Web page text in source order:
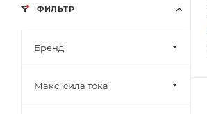
ФИЛЬТР
Бренд
Макс. сила тока